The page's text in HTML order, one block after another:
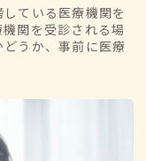
ている医療機関を
関を受診される場
うか、事前に医療